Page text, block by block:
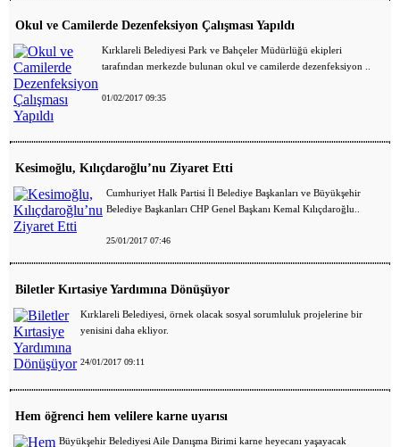
Okul ve Camilerde Dezenfeksiyon Çalışması Yapıldı
Kırklareli Belediyesi Park ve Bahçeler Müdürlüğü ekipleri
tarafından merkezde bulunan okul ve camilerde dezenfeksiyon ..
01/02/2017 09:35
Kesimoğlu, Kılıçdaroğlu’nu Ziyaret Etti
Cumhuriyet Halk Partisi İl Belediye Başkanları ve Büyükşehir
Belediye Başkanları CHP Genel Başkanı Kemal Kılıçdaroğlu..
25/01/2017 07:46
Biletler Kırtasiye Yardımına Dönüşüyor
Kırklareli Belediyesi, örnek olacak sosyal sorumluluk projelerine bir
yenisini daha ekliyor.
24/01/2017 09:11
Hem öğrenci hem velilere karne uyarısı
Büyükşehir Belediyesi Aile Danışma Birimi karne heyecanı yaşayacak